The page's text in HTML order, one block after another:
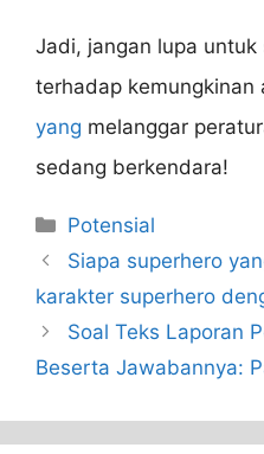
Jadi, jangan lupa
terhadap
yang melanggar
sedang berkendara!
Categories
Potensial
Siapa superhero
karakter superhero
Soal Teks Laporan
Beserta Jawabannya: